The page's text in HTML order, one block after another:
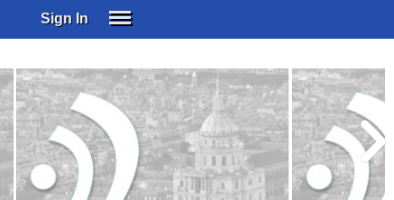
Sign In
SUBSCRIBE
EDUCATIONAL LICENSES
GIFT CARDS
OTHER LANGUAGES
ABOUT US